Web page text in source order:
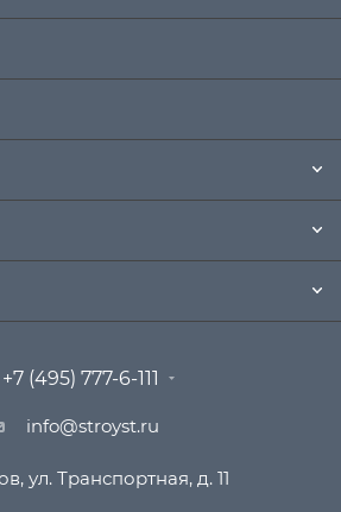
+7 (495) 777-6-111
info@stroyst.ru
ул. Транспортная, д. 11